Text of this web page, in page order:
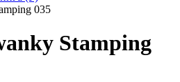
035
Stamping